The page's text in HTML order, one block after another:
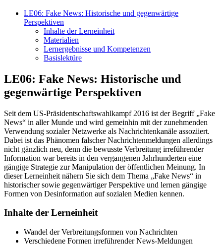
LE06: Fake News: Historische und gegenwärtige
Perspektiven
Inhalte der Lerneinheit
Materialien
Lernergebnisse und Kompetenzen
Basislektüre
LE06: Fake News: Historische und
gegenwärtige Perspektiven
Seit dem US-Präsidentschaftswahlkampf 2016 ist der Begriff „Fake
News“ in aller Munde und wird gemeinhin mit der zunehmenden
Verwendung sozialer Netzwerke als Nachrichtenkanäle assoziiert.
Dabei ist das Phänomen falscher Nachrichtenmeldungen allerdings
nicht gänzlich neu, denn die bewusste Verbreitung irreführender
Information war bereits in den vergangenen Jahrhunderten eine
gängige Strategie zur Manipulation der öffentlichen Meinung. In
dieser Lerneinheit nähern Sie sich dem Thema „Fake News“ in
historischer sowie gegenwärtiger Perspektive und lernen gängige
Formen von Desinformation auf sozialen Medien kennen.
Inhalte der Lerneinheit
Wandel der Verbreitungsformen von Nachrichten
Verschiedene Formen irreführender News-Meldungen